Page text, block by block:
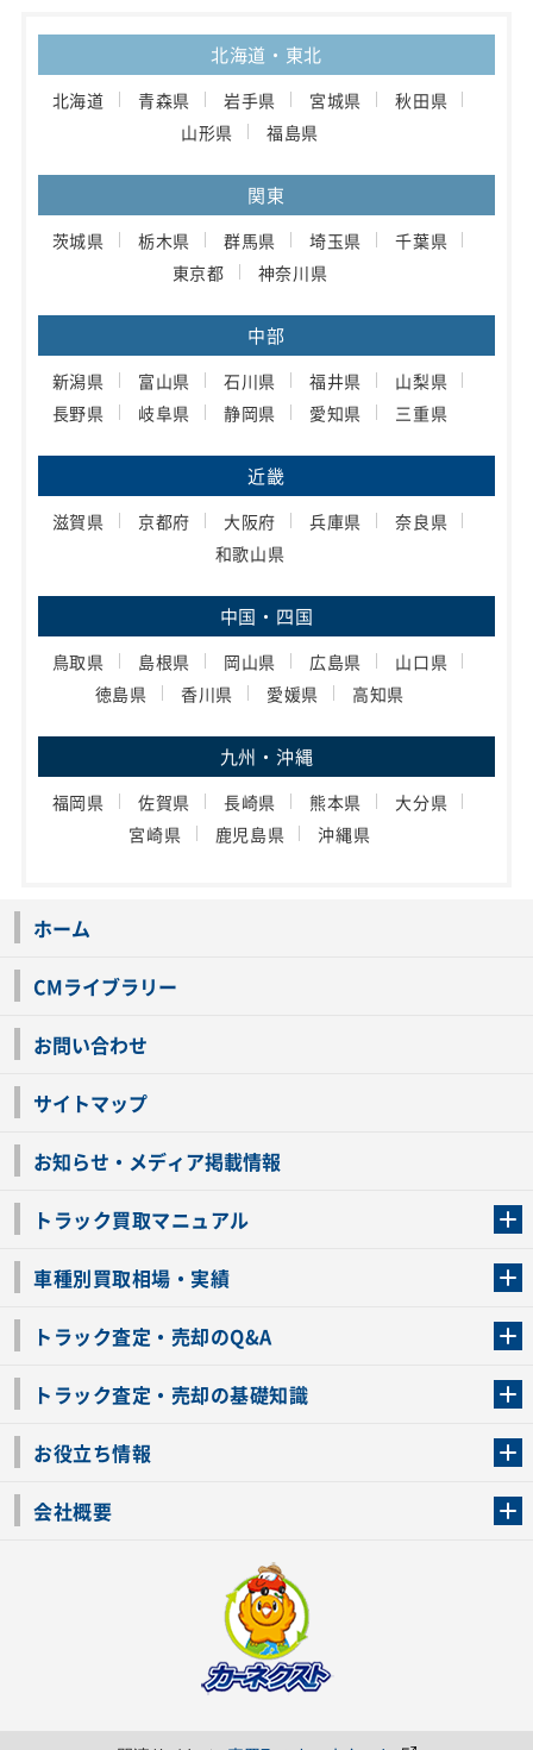
北海道・東北
北海道 青森県 岩手県 宮城県
秋田県
山形県
福島県
関東
茨城県 栃木県 群馬県 埼玉県
千葉県
東京都
神奈川県
中部
新潟県 富山県 石川県 福井県
山梨県
長野県
岐阜県 静岡県 愛知県 三重県
近畿
滋賀県 京都府 大阪府 兵庫県
奈良県
和歌山県
中国・四国
鳥取県 島根県 岡山県 広島県
山口県
徳島県
香川県 愛媛県 高知県
九州・沖縄
福岡県 佐賀県 長崎県 熊本県
大分県
宮崎県
鹿児島県 沖縄県
ホーム
CMライブラリー
お問い合わせ
サイトマップ
お知らせ・メディア掲載情報
トラック買取マニュアル
車種別買取相場・実績
トラック査定・売却のQ&A
トラック査定・売却の基礎知識
お役立ち情報
会社概要